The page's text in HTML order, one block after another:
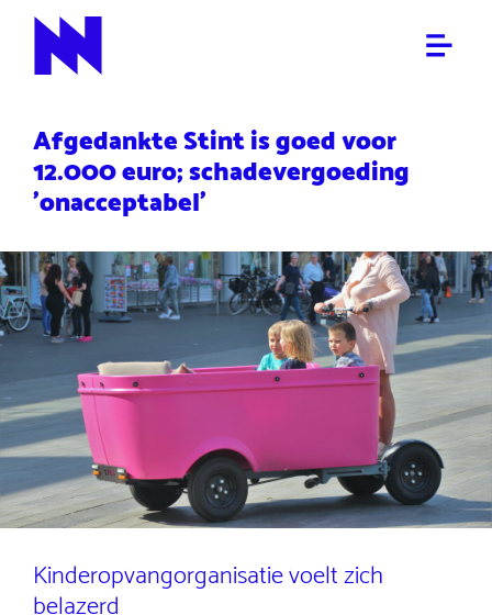
ALGEMEEN
Afgedankte Stint is goed voor
12.000 euro; schadevergoeding
'onacceptabel'
Kinderopvangorganisatie voelt zich